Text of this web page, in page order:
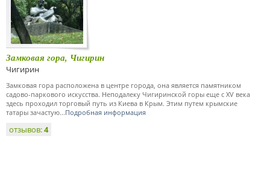
Замковая гора, Чигирин
Чигирин
Замковая гора расположена в центре города, она является памятником
садово-паркового искусства. Неподалеку Чигиринской горы еще с XV века
здесь проходил торговый путь из Киева в Крым. Этим путем крымские
татары зачастую...Подробная информация
отзывов:4